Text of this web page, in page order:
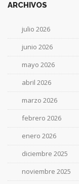
ARCHIVOS
julio 2026
junio 2026
mayo 2026
abril 2026
marzo 2026
febrero 2026
enero 2026
diciembre 2025
noviembre 2025